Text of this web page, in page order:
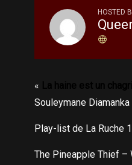
HOSTED
«
Souleymane Diamanka
Play-list de La Ruche
The Pineapple Thief –